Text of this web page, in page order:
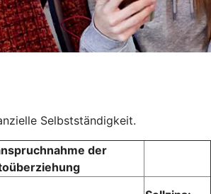
Selbstständigkeit.
der